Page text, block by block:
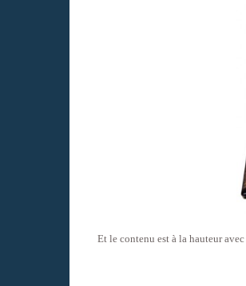
Et le contenu est à la hauteur avec